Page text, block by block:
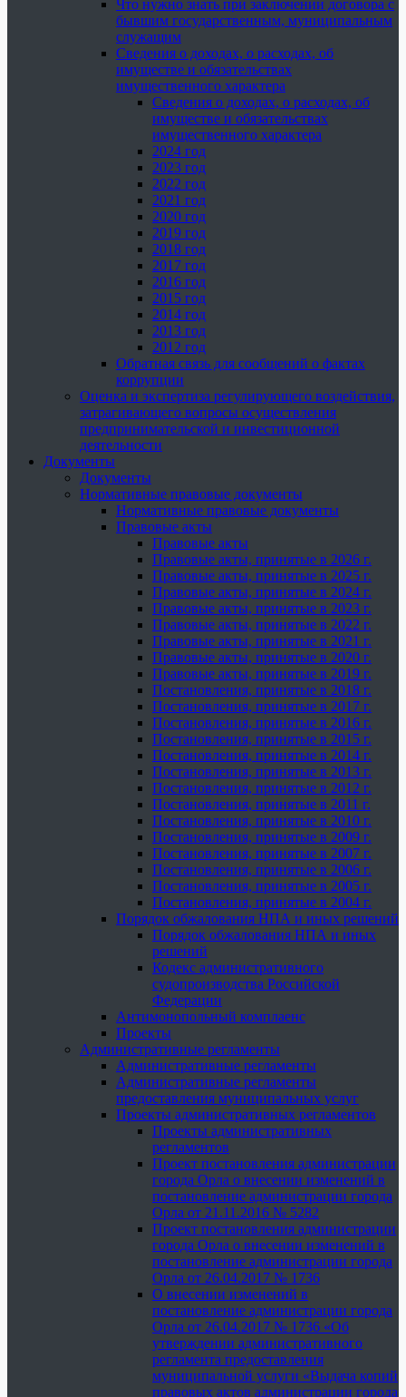
Что нужно знать при заключении договора с
бывшим государственным, муниципальным
служащим
Сведения о доходах, о расходах, об
имуществе и обязательствах
имущественного характера
Сведения о доходах, о расходах, об
имуществе и обязательствах
имущественного характера
2024 год
2023 год
2022 год
2021 год
2020 год
2019 год
2018 год
2017 год
2016 год
2015 год
2014 год
2013 год
2012 год
Обратная связь для сообщений о фактах
коррупции
Оценка и экспертиза регулирующего воздействия,
затрагивающего вопросы осуществления
предпринимательской и инвестиционной
деятельности
Документы
Документы
Нормативные правовые документы
Нормативные правовые документы
Правовые акты
Правовые акты
Правовые акты, принятые в 2026 г.
Правовые акты, принятые в 2025 г.
Правовые акты, принятые в 2024 г.
Правовые акты, принятые в 2023 г.
Правовые акты, принятые в 2022 г.
Правовые акты, принятые в 2021 г.
Правовые акты, принятые в 2020 г.
Правовые акты, принятые в 2019 г.
Постановления, принятые в 2018 г.
Постановления, принятые в 2017 г.
Постановления, принятые в 2016 г.
Постановления, принятые в 2015 г.
Постановления, принятые в 2014 г.
Постановления, принятые в 2013 г.
Постановления, принятые в 2012 г.
Постановления, принятые в 2011 г.
Постановления, принятые в 2010 г.
Постановления, принятые в 2009 г.
Постановления, принятые в 2007 г.
Постановления, принятые в 2006 г.
Постановления, принятые в 2005 г.
Постановления, принятые в 2004 г.
Порядок обжалования НПА и иных решений
Порядок обжалования НПА и иных
решений
Кодекс административного
судопроизводства Российской
Федерации
Антимонопольный комплаенс
Проекты
Административные регламенты
Административные регламенты
Административные регламенты
предоставления муниципальных услуг
Проекты административных регламентов
Проекты административных
регламентов
Проект постановления администрации
города Орла о внесении изменений в
постановление администрации города
Орла от 21.11.2016 № 5282
Проект постановления администрации
города Орла о внесении изменений в
постановление администрации города
Орла от 26.04.2017 № 1736
О внесении изменений в
постановление администрации города
Орла от 26.04.2017 № 1736 «Об
утверждении административного
регламента предоставления
муниципальной услуги «Выдача копий
правовых актов администрации города